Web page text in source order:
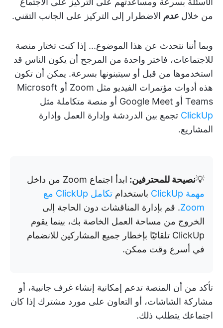
من خلال عدم الاضطرار إلى التركيز على الجانب التقني.
وبما أننا نتحدث عن هذا الموضوع... إذا كنت تختار منصة
للاجتماعات، فاختر واحدة من المرجح أن يكون الناس قد
استخدموها من قبل أو سيتبنونها بسرعة. يمكن أن تكون
هذه أدوات مؤتمرات الفيديو مثل Zoom أو Microsoft
Teams أو Google Meet أو منصة متكاملة مثل
ClickUp تجمع بين الدردشة وإدارة العمل وإدارة
المشاريع.
💡نصيحة للمحترفين: ابدأ اجتماع Zoom من داخل
مهمة ClickUp
باستخدام
تكامل ClickUp مع
Zoom. قم بإدارة المناقشات دون الحاجة إلى
الخروج من مساحة العمل الخاصة بك، بينما يقوم
ClickUp تلقائيًا بإخطار جميع المشاركين للانضمام
في أسرع وقت ممكن.
تأكد من أن المنصة تدعم إمكانية إنشاء غرف جانبية، أو
مشاركة الشاشات، أو التعاون على مورد مشترك إذا كان
اجتماعك يتطلب ذلك.